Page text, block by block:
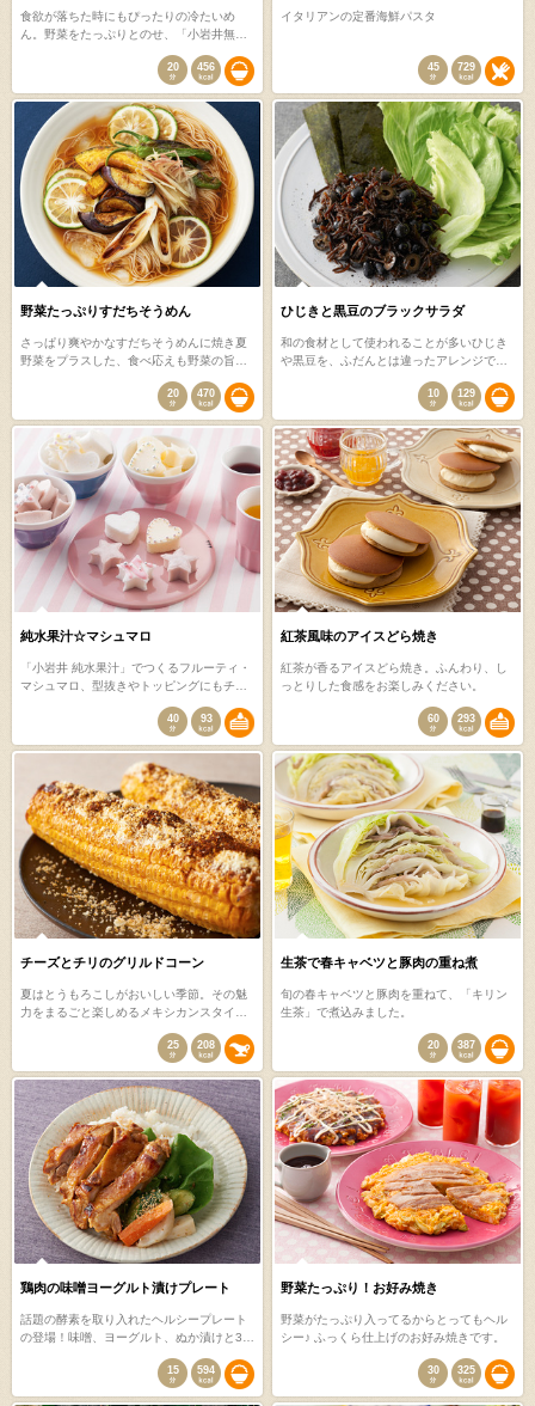
食欲が落ちた時にもぴったりの冷たいめ
ん。野菜をたっぷりとのせ、「小岩井無…
20 456
イタリアンの定番海鮮パスタ
45 729
野菜たっぷりすだちそうめん
さっぱり爽やかなすだちそうめんに焼き夏
野菜をプラスした、食べ応えも野菜の旨…
20 470
ひじきと黒豆のブラックサラダ
和の食材として使われることが多いひじき
や黒豆を、ふだんとは違ったアレンジで…
10 129
純水果汁☆マシュマロ
「小岩井 純水果汁」でつくるフルーティ・
マシュマロ、型抜きやトッピングにもチ…
40 93
紅茶風味のアイスどら焼き
紅茶が香るアイスどら焼き。ふんわり、し
っとりした食感をお楽しみください。
60 293
チーズとチリのグリルドコーン
夏はとうもろこしがおいしい季節。その魅
力をまるごと楽しめるメキシカンスタイ…
25 208
生茶で春キャベツと豚肉の重ね煮
旬の春キャベツと豚肉を重ねて、「キリン
生茶」で煮込みました。
20 387
鶏肉の味噌ヨーグルト漬けプレート
話題の酵素を取り入れたヘルシープレート
の登場！味噌、ヨーグルト、ぬか漬けと3…
15 594
野菜たっぷり！お好み焼き
野菜がたっぷり入ってるからとってもヘル
シー♪ ふっくら仕上げのお好み焼きです。
30 325